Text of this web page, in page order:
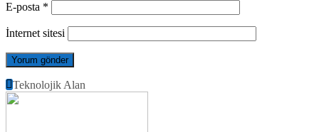
E-posta *
İnternet sitesi
Teknolojik Alan